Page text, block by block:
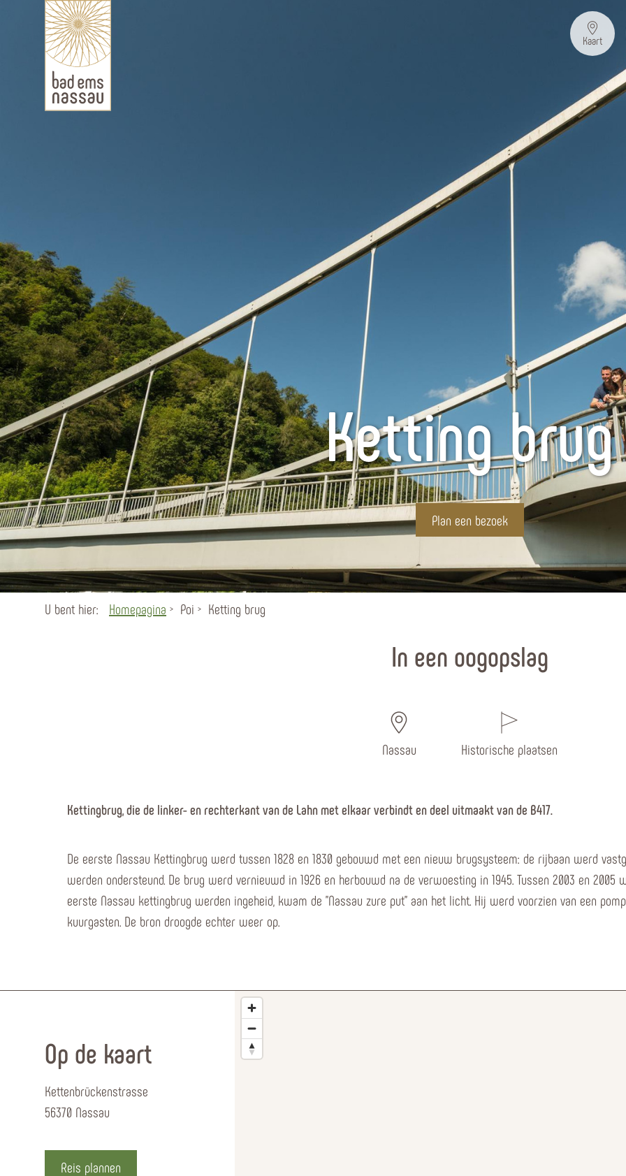
Kaart
Ketting brug
Plan een bezoek
U bent hier: Homepagina Poi Ketting brug
In een oogopslag
Nassau Historische plaatsen
Kettingbrug, die de linker- en rechterkant van de Lahn met elkaar verbindt en deel uitmaakt van de B417.
De eerste Nassau Kettingbrug werd tussen 1828 en 1830 gebouwd met een nieuw brugsysteem: de rijbaan werd
werden ondersteund. De brug werd vernieuwd in 1926 en herbouwd na de verwoesting in 1945. Tussen 2003 en 2005
eerste Nassau kettingbrug werden ingeheid, kwam de "Nassau zure put" aan het licht. Hij werd voorzien van een
kuurgasten. De bron droogde echter weer op.
Op de kaart
Kettenbrückenstrasse
56370 Nassau
Reis plannen